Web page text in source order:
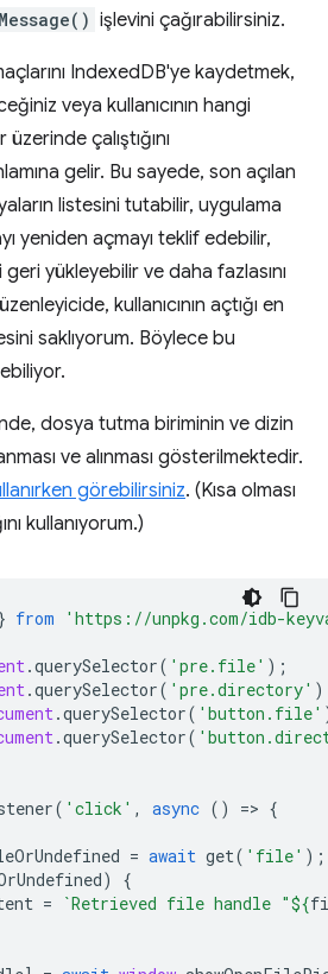
işlevini çağırabilirsiniz.
IndexedDB'ye kaydetmek,
veya kullanıcının hangi
çalıştığını
gelir. Bu sayede, son açılan
listesini tutabilir, uygulama
yeniden açmayı teklif edebilir,
yükleyebilir ve daha fazlasını
kullanıcının açtığı en
saklıyorum. Böylece bu
dosya tutma biriminin ve dizin
ve alınması gösterilmektedir.
görebilirsiniz. (Kısa olması
kullanıyorum.)
} from 'https://unpkg.com/idb-
.querySelector( 'pre.file' );
.querySelector( 'pre.directory'
.querySelector( 'button.file'
.querySelector(
( 'click' , async () => {
= await get( 'file' );
)
{
= `Retrieved file handle "${